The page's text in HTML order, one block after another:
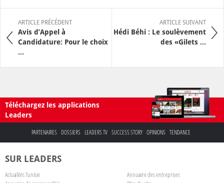
ARTICLE PRÉCÉDENT
Avis d’Appel à
Candidature: Pour le choix
...
ARTICLE SUIVANT
Hédi Béhi : Le soulèvement
des «Gilets ...
Téléchargez les applications
Leaders
PARTENAIRES DOSSIERS LEADERS TV SUCCESS STORY OPINIONS TENDANCE
SUR LEADERS
Actualités Tunisie
Annuaire des entreprises